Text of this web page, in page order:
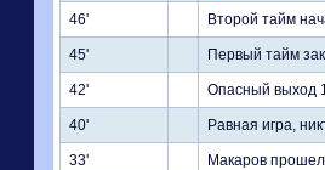
46'
Второй тайм
45' Первый тайм
42' Опасный выход
40' Равная игра,
33' Макаров